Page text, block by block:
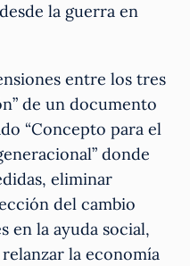
la guerra en
entre los tres
de un documento
“Concepto para el
donde
eliminar
del cambio
en la ayuda social,
la economía